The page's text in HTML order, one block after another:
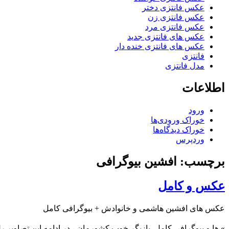
عکس فانتزی دختر
عکس فانتزی زن
عکس فانتزی مرد
عکس های فانتزی جدید
عکس های فانتزی خنده دار
فانتزی
مدل فانتزی
اطلاعات
ورود
خوراک ورودی‌ها
خوراک دیدگاه‌ها
وردپرس
برچسب: افشین بیوگرافی
عکس و کامل
عکس های افشین هاشمی و خانوادش + بیوگرافی کامل